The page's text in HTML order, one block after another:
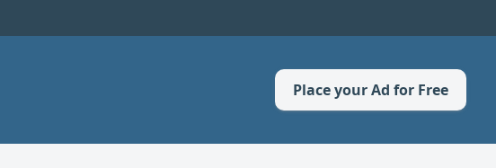
Place your Ad for Free